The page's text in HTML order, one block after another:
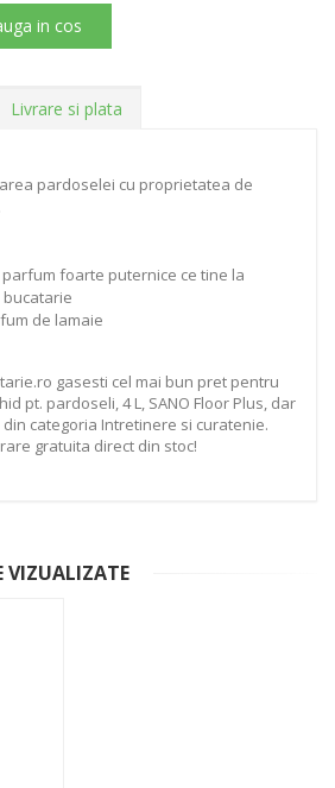
in cos
Livrare si plata
pardoselei cu proprietatea de
foarte puternice ce tine la
de lamaie
gasesti cel mai bun pret pentru
pt. pardoseli, 4 L, SANO Floor Plus, dar
categoria Intretinere si curatenie.
gratuita direct din stoc!
VIZUALIZATE